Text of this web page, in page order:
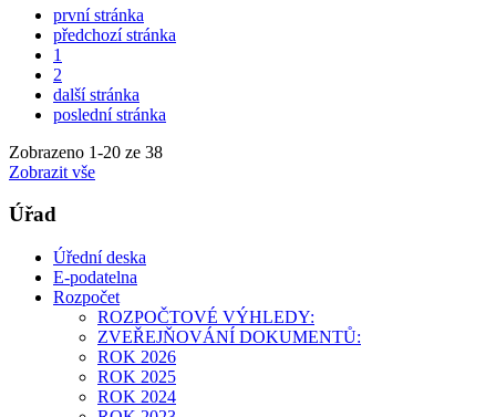
první stránka
předchozí stránka
1
2
další stránka
poslední stránka
Zobrazeno 1-20 ze 38
Zobrazit vše
Úřad
Úřední deska
E-podatelna
Rozpočet
ROZPOČTOVÉ VÝHLEDY:
ZVEŘEJŇOVÁNÍ DOKUMENTŮ:
ROK 2026
ROK 2025
ROK 2024